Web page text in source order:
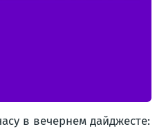
в вечернем дайджесте: